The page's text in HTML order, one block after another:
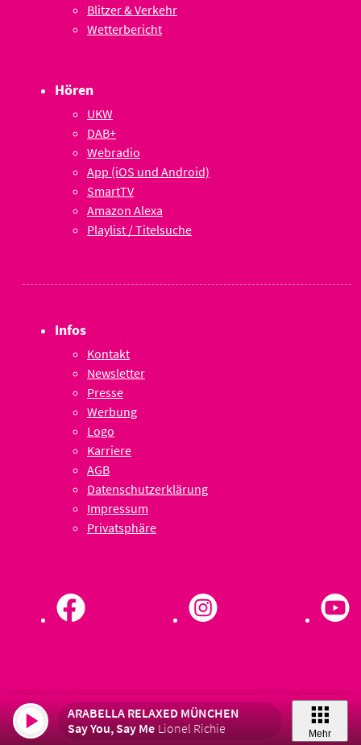
Blitzer & Verkehr
Wetterbericht
Hören
UKW
DAB+
Webradio
App (iOS und Android)
SmartTV
Amazon Alexa
Playlist / Titelsuche
Infos
Kontakt
Newsletter
Presse
Werbung
Logo
Karriere
AGB
Datenschutzerklärung
Impressum
Privatsphäre
ARABELLA RELAXED MÜNCHEN
Say You, Say Me Lionel Richie Mehr